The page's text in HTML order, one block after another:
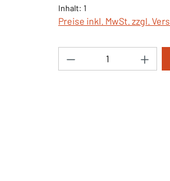
Inhalt: 1
Preise inkl. MwSt. zzgl.
Produkt Anzahl: